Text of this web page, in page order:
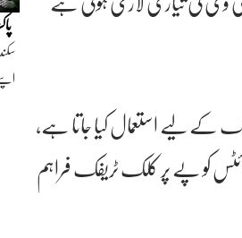
لیے استعمال کیا جاتا ہے،
کو پے پر کلک ٹریفک فراہم